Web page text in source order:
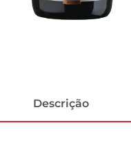
Descrição